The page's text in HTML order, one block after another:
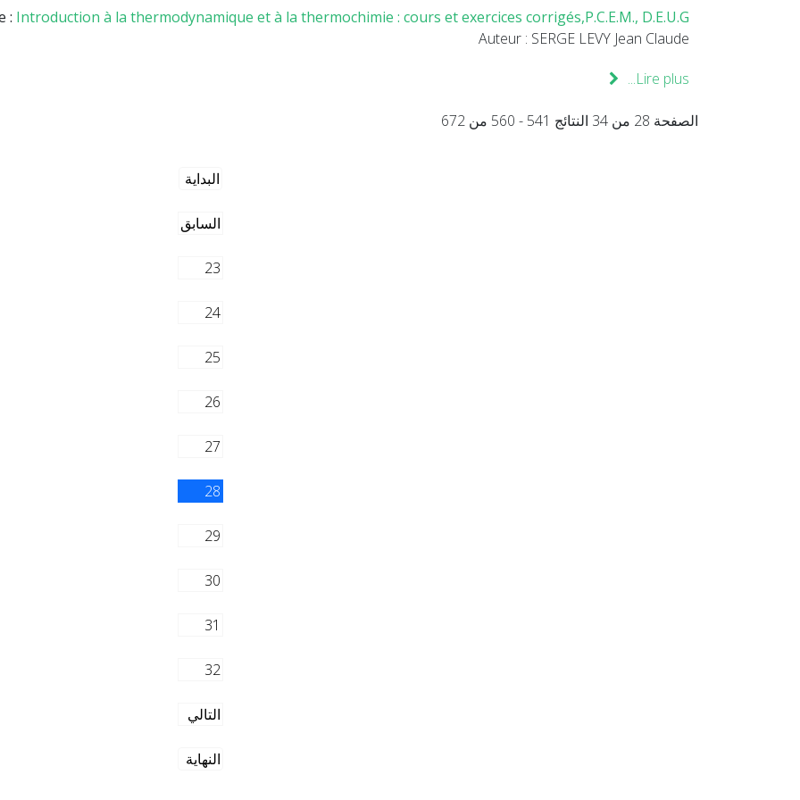
: Introduction à la thermodynamique et à la thermochimie : cours et exercices corrigés,P.C.E.M., D.E.U.G
Auteur : SERGE LEVY Jean Claude
Lire plus...
الصفحة 28 من 34 النتائج 541 - 560 من 672
البداية
السابق
23
24
25
26
27
28
29
30
31
32
التالي
النهاية